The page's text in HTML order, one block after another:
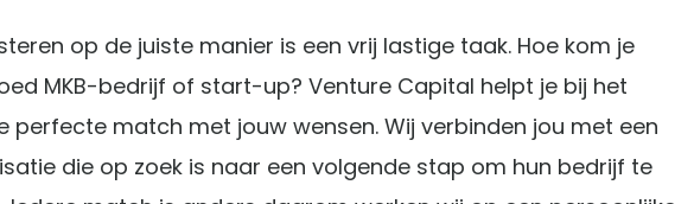
op de juiste manier is een vrij lastige taak. Hoe kom je
MKB-bedrijf of start-up? Venture Capital helpt je bij het
perfecte match met jouw wensen. Wij verbinden jou met een
die op zoek is naar een volgende stap om hun bedrijf te